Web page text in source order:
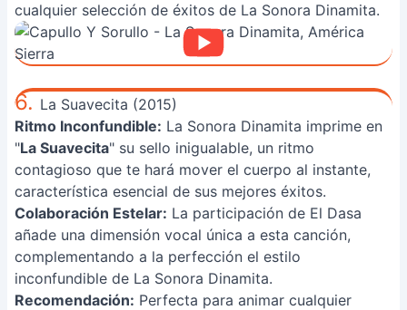
cualquier selección de éxitos de La Sonora Dinamita.
6. La Suavecita (2015)
Ritmo Inconfundible: La Sonora Dinamita imprime en
"La Suavecita" su sello inigualable, un ritmo
contagioso que te hará mover el cuerpo al instante,
característica esencial de sus mejores éxitos.
Colaboración Estelar: La participación de El Dasa
añade una dimensión vocal única a esta canción,
complementando a la perfección el estilo
inconfundible de La Sonora Dinamita.
Recomendación: Perfecta para animar cualquier